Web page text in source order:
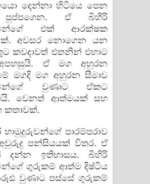
දෙන්නා හිටියෙ පෙන
ඒ බිහිරි
එක් ආරක්ෂක
අවසර නොගෙන යන
කවදාවත් එතනින් එහාට
ඒ මග අහුරන
මගදි මග අහුරන සීමාව
වුණාට ඒකට
වෙනත් ආත්මයක් සහ
කතාවක්.
පාරම්පරාව
පන්සියයක් විතර. ඒ
දන්න ඉතිහාසය. බිහිරි
ගුරුකම් ආත්ම දිෂ්ටිය
වුණාට පස්සේ ගුරුකම්